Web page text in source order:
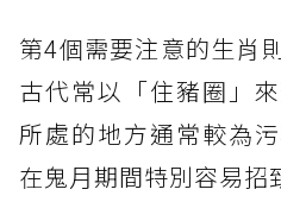
第4個需要注意的生肖
古代常以「住豬圈」
所處的地方通常較為
在鬼月期間特別容易招